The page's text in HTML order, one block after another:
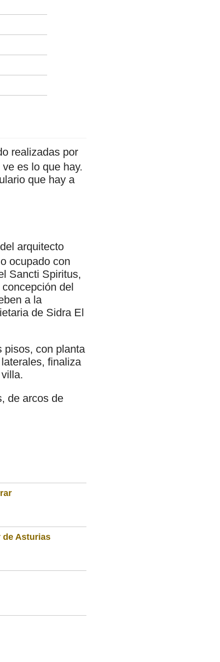
realizadas por
es lo que hay.
que hay a
arquitecto
ocupado con
Sancti Spiritus,
del
a la
de Sidra El
pisos, con planta
finaliza
de arcos de
de Asturias